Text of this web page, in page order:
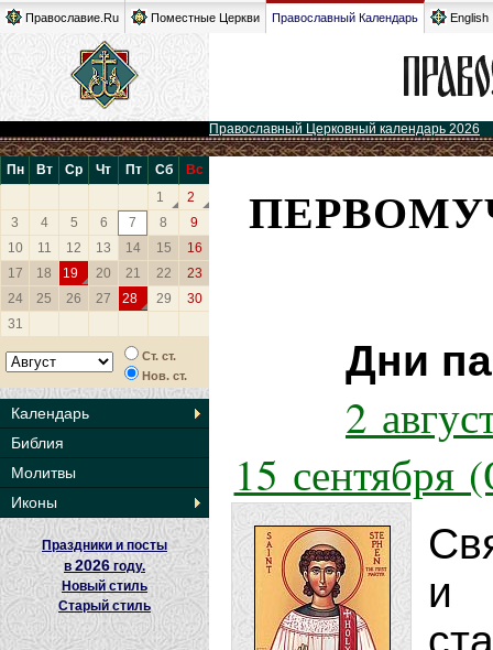
Православие.Ru Поместные Церкви Православный Календарь English
Православный Церковный календарь 2026
Пн Вт Ср Чт Пт Сб
Вс
1
2
3
4 5 6 7 8
9
10
11 12 13 14 15
16
17
18 19 20 21 22
23
24
25 26 27 28 29
30
31
Ст. ст.
Нов. ст.
Календарь
Библия
Молитвы
Иконы
Праздники и посты
в 2026 году.
Новый стиль
Старый стиль
Дни
2
15 сентября
и